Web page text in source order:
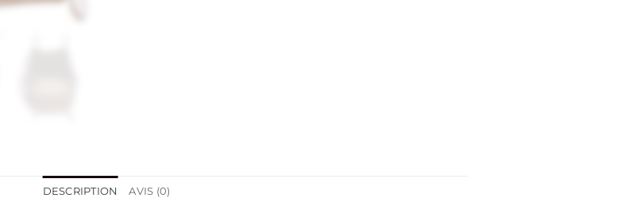
DESCRIPTION AVIS (0)